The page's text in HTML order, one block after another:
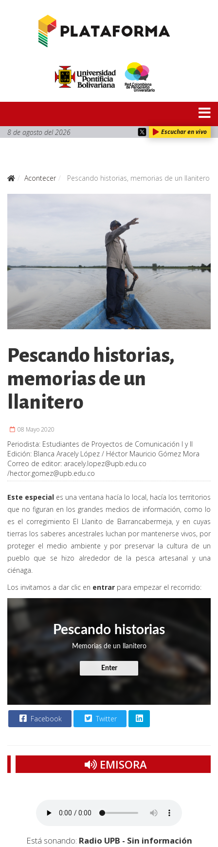
8 de agosto del 2026 Escuchar en vivo
Acontecer Pescando historias, memorias de un llanitero
Pescando historias,
memorias de un
llanitero
08 Mayo 2020
Periodista: Estudiantes de Proyectos de Comunicación I y II
Edición: Blanca Aracely López / Héctor Mauricio Gómez Mora
Correo de editor: aracely.lopez@upb.edu.co
/hector.gomez@upb.edu.co
Este especial es una ventana hacía lo local, hacía los territorios
que no figuran en los grandes medios de información, como lo
es el corregimiento El Llanito de Barrancabermeja, y en cuyas
tierras los saberes ancestrales luchan por mantenerse vivos, por
proteger el medio ambiente y por preservar la cultura de un
pueblo que se hizo alrededor de la pesca artesanal y una
ciénaga.
Los invitamos a dar clic en entrar para empezar el recorrido:
Pescando historias
Memorias de un llanitero
Enter
Facebook Twitter
EMISORA
Está sonando: Radio UPB - Sin información